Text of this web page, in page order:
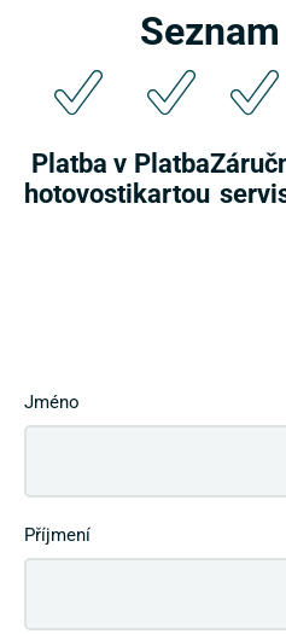
Platba v
hotovosti
Platba
kartou
Jméno
Příjmení